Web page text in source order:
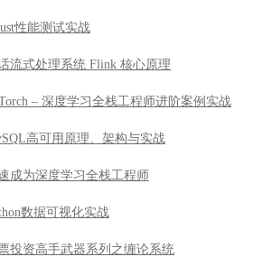
性能测试实战
流式处理系统 Flink 核心原理
– 深度学习全栈工程师进阶案例实战
高可用原理、架构与实战
成为深度学习全栈工程师
数据可视化实战
投资高手武器系列之缠论系统